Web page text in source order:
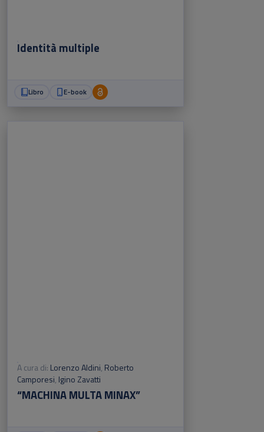
Identità multiple
Libro E-book
A cura di: Lorenzo Aldini, Roberto
Camporesi, Igino Zavatti
“MACHINA MULTA MINAX”